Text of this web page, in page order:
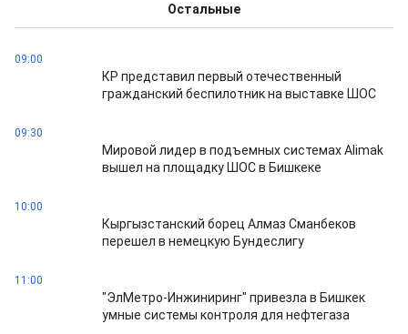
Остальные
09:00
КР представил первый отечественный
гражданский беспилотник на выставке ШОС
09:30
Мировой лидер в подъемных системах Alimak
вышел на площадку ШОС в Бишкеке
10:00
Кыргызстанский борец Алмаз Сманбеков
перешел в немецкую Бундеслигу
11:00
"ЭлМетро-Инжиниринг" привезла в Бишкек
умные системы контроля для нефтегаза